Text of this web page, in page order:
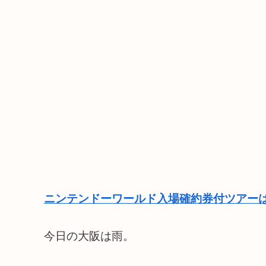
ニンテンドーワールド入場確約券付ツアー
今日の大阪は雨。